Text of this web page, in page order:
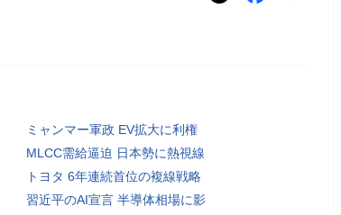
ミャンマー軍政 EV拡大に利権
MLCC需給逼迫 日本勢に熱視線
トヨタ 6年連続首位の複線戦略
習近平のAI宣言 半導体相場に影